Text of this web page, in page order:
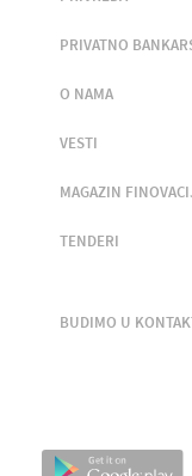
PRIVATNO
O NAMA
VESTI
MAGAZIN
TENDERI
BUDIMO U